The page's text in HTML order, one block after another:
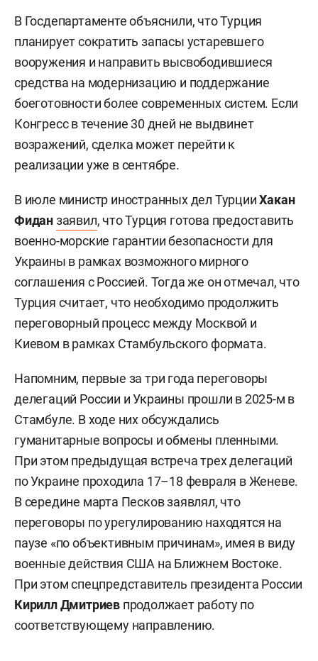
В Госдепартаменте объяснили, что Турция
планирует сократить запасы устаревшего
вооружения и направить высвободившиеся
средства на модернизацию и поддержание
боеготовности более современных систем. Если
Конгресс в течение 30 дней не выдвинет
возражений, сделка может перейти к
реализации уже в сентябре.
В июле министр иностранных дел ТурцииХакан
Фиданзаявил, что Турция готова предоставить
военно-морские гарантии безопасности для
Украины в рамках возможного мирного
соглашения с Россией. Тогда же он отмечал, что
Турция считает, что необходимо продолжить
переговорный процесс между Москвой и
Киевом в рамках Стамбульского формата.
Напомним, первые за три года переговоры
делегаций России и Украины прошли в 2025-м в
Стамбуле. В ходе них обсуждались
гуманитарные вопросы и обмены пленными.
При этом предыдущая встреча трех делегаций
по Украине проходила 17–18 февраля в Женеве.
В середине марта Песков заявлял, что
переговоры по урегулированию находятся на
паузе «по объективным причинам», имея в виду
военные действия США на Ближнем Востоке.
При этом спецпредставитель президента России
Кирилл Дмитриев продолжает работу по
соответствующему направлению.